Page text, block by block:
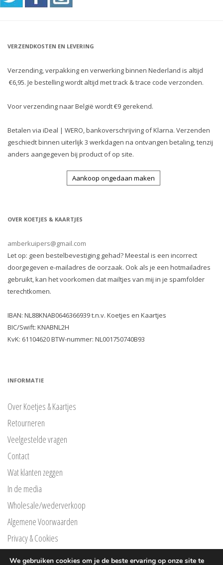
VERZENDKOSTEN EN LEVERING
Verzending, verpakking en verwerking binnen Nederland is altijd
€6,95. Je bestelling wordt altijd met track & trace code verzonden.
Voor verzending naar België wordt €9 gerekend.
Betalen via iDeal | WERO, bankoverschrijving of Klarna. Verzenden
geschiedt binnen uiterlijk 3 werkdagen na ontvangen betaling, tenzij
anders aangegeven bij product of op site.
Aankoop ongedaan maken
OVER KOETJES & KAARTJES
amberkuipers@gmail.com
Let op: geen bestelbevestiging gehad? Meestal is een incorrect
doorgegeven e-mailadres de oorzaak. Ook als je een hotmailadres
gebruikt, kan het voorkomen dat mailtjes van mij in je spamfolder
terechtkomen.
IBAN: NL88KNAB0646366939 t.n.v. Koetjes en Kaartjes
BIC/Swift: KNABNL2H
KvK: 61104620 BTW-nummer: NL001750740B93
INFORMATIE
Over Koetjes & Kaartjes
Retourneren
Veelgestelde vragen
Contact
Wat klanten zeggen
In de media
Wholesale/wederverkoop
Algemene Voorwaarden
Privacy & Cookies
We gebruiken cookies om je de beste ervaring op onze site te